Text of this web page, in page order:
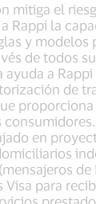
mitiga el
Rappi la
y modelos
de todos
a
de
en
de
para